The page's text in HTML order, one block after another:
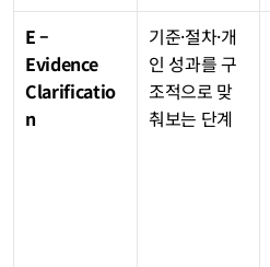
E –
Evidence
Clarificatio
n
기준·절차·개
인 성과를 구
조적으로 맞
춰보는 단계